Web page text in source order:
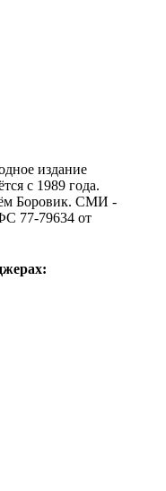
издание
с 1989 года.
Боровик. CМИ -
77-79634 от